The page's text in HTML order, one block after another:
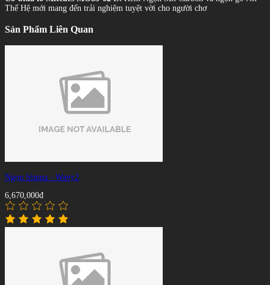
Thế Hệ mới mang đến trải nghiệm tuyệt vời cho người chơ
Sản Phẩm Liên Quan
Ngọn Sigma - Wavy2
6,670,000đ